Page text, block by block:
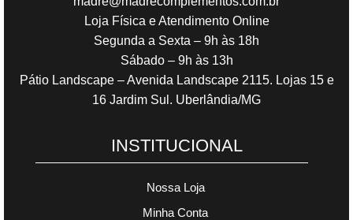
Loja Física e Atendimento Online
Segunda a Sexta – 9h às 18h
Sábado – 9h às 13h
Pátio Landscape – Avenida Landscape 2115. Lojas 15 e
16 Jardim Sul. Uberlândia/MG
INSTITUCIONAL
Nossa Loja
Minha Conta